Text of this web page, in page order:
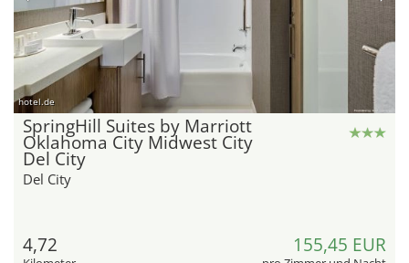
hotel.de
SpringHill Suites by Marriott
Oklahoma City Midwest City
Del City
Del City
4,72 155,45 EUR